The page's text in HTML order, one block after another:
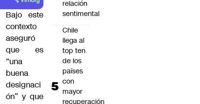
artículo
Bajo este
contexto
aseguró
que es
“una
buena
designaci
ón” y que
relación
sentimental
Chile
llega al
top ten
de los
países
con
mayor
recuperación